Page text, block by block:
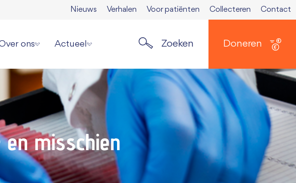
Nieuws Verhalen Voor patiënten Collecteren Contact
ons
Wat wij doen
Wie wij zijn
Jaarverslagen en cijfers
Ambassadeurs
Werken bij ons
Actueel
Laatste nieuws
Aanmelden nieuwsbrief
Onze Spierkrant
Pers en media
Zoeken Doneren
misschien